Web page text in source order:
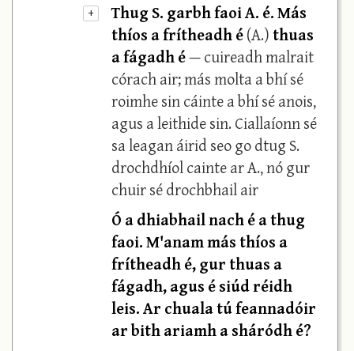
+
Thug S. garbh faoi A. é. Más
thíos a frítheadh é(A.)thuas
a fágadh é— cuireadh malrait
córach air; más molta a bhí sé
roimhe sin cáinte a bhí sé anois,
agus a leithide sin. Ciallaíonn sé
sa leagan áirid seo go dtug S.
drochdhíol cainte ar A., nó gur
chuir sé drochbhail air
Ó a dhiabhail nach é a thug
faoi. M'anam más thíos a
frítheadh é, gur thuas a
fágadh, agus é siúd réidh
leis. Ar chuala tú feannadóir
ar bith ariamh a sháródh é?